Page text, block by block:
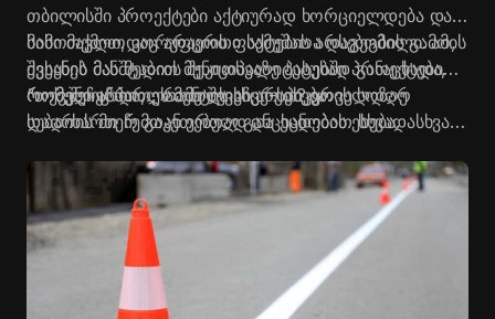
თბილისში პროექტები აქტიურად ხორციელდება და
სამომავლოდაც არაერთი სამუშაოა დაგეგმილი. ამის
შესახებ მან მედიის შეკითხვაზე პასუხად განაცხადა,
რომელიც პარლამენტის ვიცე-სპიკერის სოზარ
სუბარის მიერ გაკეთებულ განცხადებას ეხება.
მისი თქმით, კორუფციის ფაქტების არსებობის გამო,
ქვეყნის მასშტაბით მუნიციპალიტეტებში პროექტები
რომ შეჩერდა, ეს თბილისს არ ეხება.
“თქვენი აზრით, რამე შევაჩერეთ? ყოველდღე
დადიხართ ჩემთან ერთად და ეცნობით სხვადასხვა
ჩვენ ვახორციელებთ, რადგან არ გაინტერესებთ.
მაგალითად, დღეს სადაც ვართ, გლდანის მერვე
მიკრორაიონში, რაიონული გამგეობა ასრულებს
აღნიშნულ პროექტს. რამდენიმე დღის წინაც ვიყავით
სხვა პროექტზე და ა.შ. შესაბამისად, თბილისთან
დაკავშირებით მგონი კითხვები არ არსებობს.